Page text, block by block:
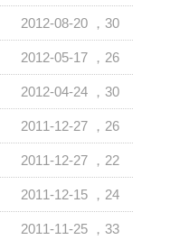
2012-08-20 ，30
2012-05-17 ，26
2012-04-24 ，30
2011-12-27 ，26
2011-12-27 ，22
2011-12-15 ，24
2011-11-25 ，33